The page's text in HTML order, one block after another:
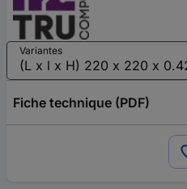
Variantes
Fiche technique (PDF)